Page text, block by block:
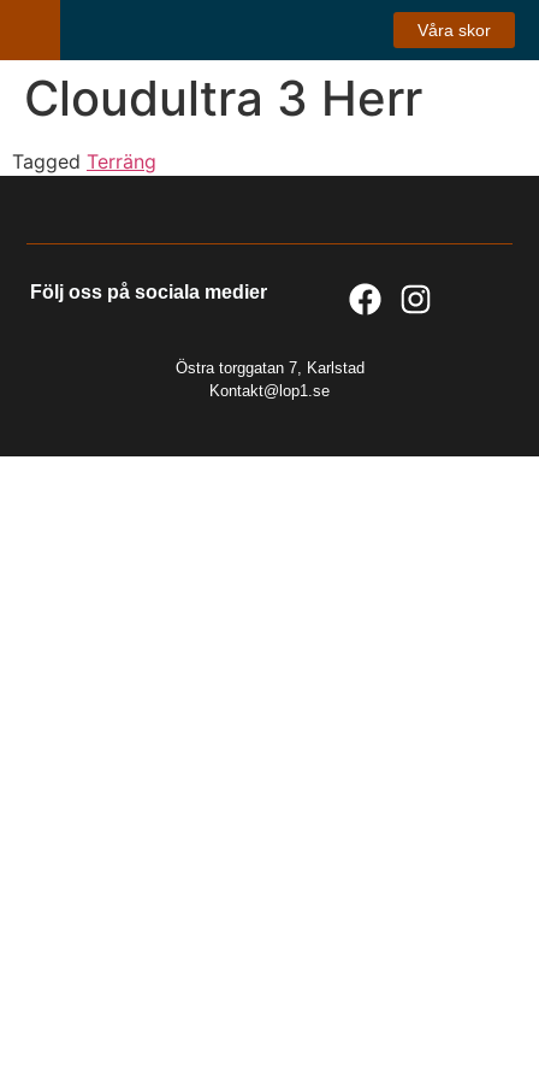
Våra skor
Cloudultra 3 Herr
Tagged Terräng
Följ oss på sociala medier
Östra torggatan 7, Karlstad
Kontakt@lop1.se